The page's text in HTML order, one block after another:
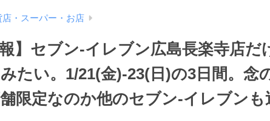
店・スーパー・お店
報】セブン-イレブン広島長楽寺店だ
たい。1/21(金)-23(日)の3日間。念
限定なのか他のセブン-イレブンも